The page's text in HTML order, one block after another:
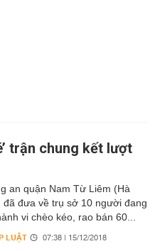
trận chung kết lượt
an quận Nam Từ Liêm (Hà
đã đưa về trụ sở 10 người đang
vi chèo kéo, rao bán 60...
LUẬT 07:38 | 15/12/2018